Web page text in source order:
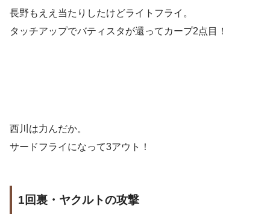
長野もええ当たりしたけどライトフライ。
タッチアップでバティスタが還ってカープ2点目！
西川は力んだか。
サードフライになって3アウト！
1回裏・ヤクルトの攻撃